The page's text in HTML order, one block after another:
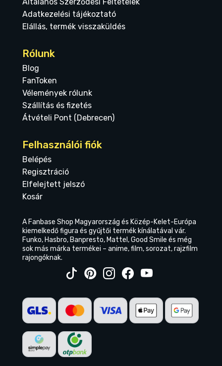
Adatkezelési tájékoztató
Elállás, termék visszaküldés
Rólunk
Blog
FanToken
Vélemények rólunk
Szállítás és fizetés
Átvételi Pont (Debrecen)
Felhasználói fiók
Belépés
Regisztráció
Elfelejtett jelszó
Kosár
A Fanbase Shop Magyarország és Közép-Kelet-Európa
kiemelkedő figura és gyűjtői termék kínálatával vár.
Funko, Hasbro, Banpresto, Mattel, Good Smile és még
sok más márka termékei – anime, film, sorozat, rajzfilm
rajongóknak.